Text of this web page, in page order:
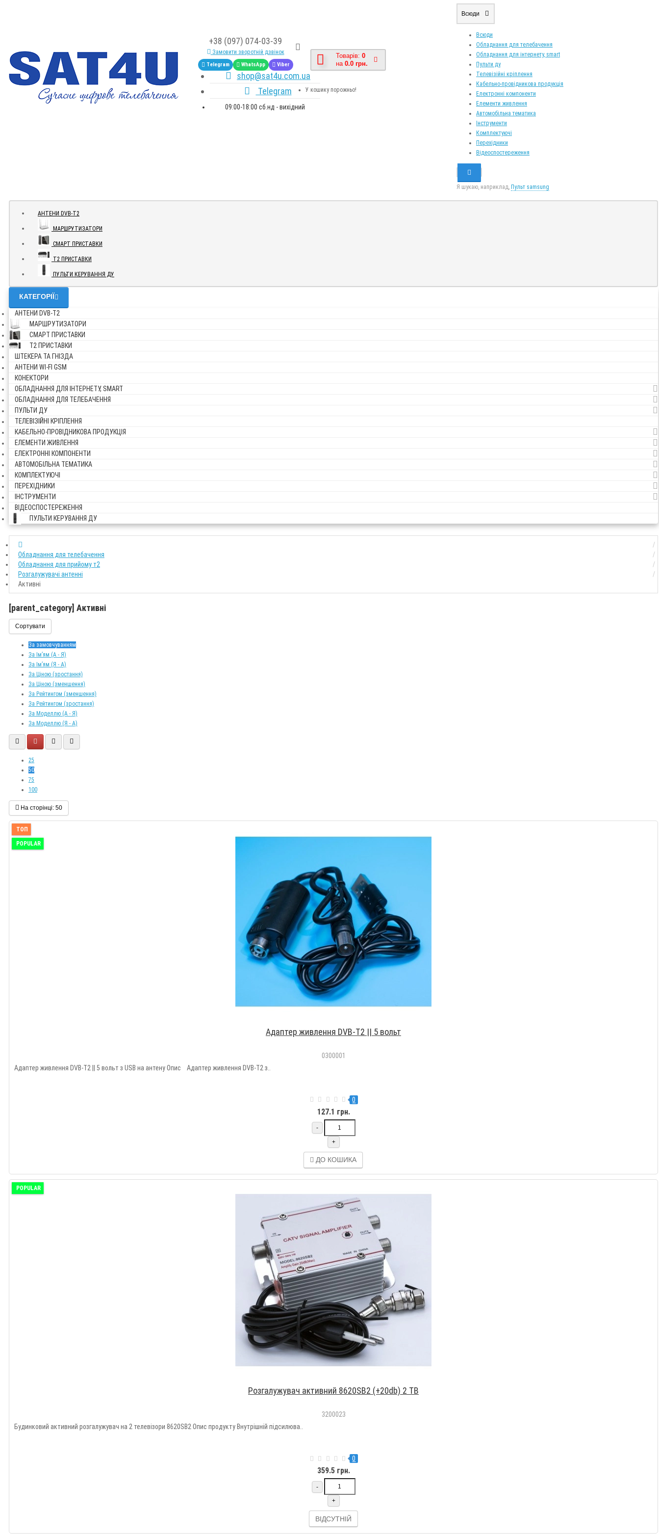
+38 (097) 074-03-39
Замовити зворотній дзвінок
Telegram WhatsApp Viber
shop@sat4u.com.ua
Telegram
09:00-18:00 сб.нд - вихідний
Товарів: 0
на 0.0 грн.
У кошику порожньо!
Всюди
Всюди
Обладнання для телебачення
Обладнання для інтернету, smart
Пульти ду
Телевізійні кріплення
Кабельно-провідникова продукція
Електронні компоненти
Елементи живлення
Автомобільна тематика
Інструменти
Комплектуючі
Перехідники
Відеоспостереження
Я шукаю, наприклад, Пульт samsung
АНТЕНИ DVB-Т2
МАРШРУТИЗАТОРИ
СМАРТ ПРИСТАВКИ
Т2 ПРИСТАВКИ
ПУЛЬТИ КЕРУВАННЯ ДУ
КАТЕГОРІЇ
АНТЕНИ DVB-Т2
МАРШРУТИЗАТОРИ
СМАРТ ПРИСТАВКИ
Т2 ПРИСТАВКИ
ШТЕКЕРА ТА ГНІЗДА
АНТЕНИ WI-FI GSM
КОНЕКТОРИ
ОБЛАДНАННЯ ДЛЯ ІНТЕРНЕТУ, SMART
ОБЛАДНАННЯ ДЛЯ ТЕЛЕБАЧЕННЯ
ПУЛЬТИ ДУ
ТЕЛЕВІЗІЙНІ КРІПЛЕННЯ
КАБЕЛЬНО-ПРОВІДНИКОВА ПРОДУКЦІЯ
ЕЛЕМЕНТИ ЖИВЛЕННЯ
ЕЛЕКТРОННІ КОМПОНЕНТИ
АВТОМОБІЛЬНА ТЕМАТИКА
КОМПЛЕКТУЮЧІ
ПЕРЕХІДНИКИ
ІНСТРУМЕНТИ
ВІДЕОСПОСТЕРЕЖЕННЯ
ПУЛЬТИ КЕРУВАННЯ ДУ
Обладнання для телебачення
Обладнання для прийому т2
Розгалужувачі антенні
Активні
[parent_category] Активні
Сортувати
За замовчуванням
За Ім’ям (A - Я)
За Ім’ям (Я - A)
За Ціною (зростання)
За Ціною (зменшення)
За Рейтингом (зменшення)
За Рейтингом (зростання)
За Моделлю (A - Я)
За Моделлю (Я - A)
25
50
75
100
На сторінці: 50
ТОП
POPULAR
Адаптер живлення DVB-T2 || 5 вольт
0300001
Адаптер живлення DVB-T2 || 5 вольт з USB на антену Опис Адаптер живлення DVB-T2 з..
0
127.1 грн.
-
+
ДО КОШИКА
POPULAR
Розгалужувач активний 8620SB2 (+20db) 2 ТВ
3200023
Будинковий активний розгалужувач на 2 телевізори 8620SB2 Опис продукту Внутрішній підсилюва..
0
359.5 грн.
-
+
ВІДСУТНІЙ